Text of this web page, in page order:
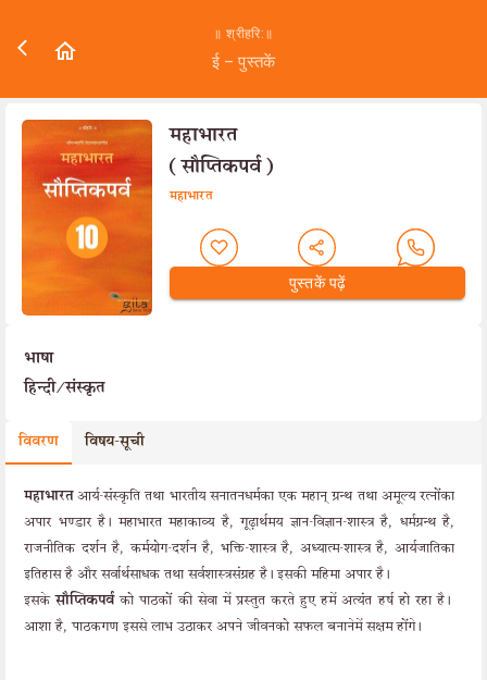
॥ श्रीहरि:॥
ई – पुस्तकें
महाभारत
(सौप्तिकपर्व)
महाभारत
पुस्तकें पढ़ें
भाषा
हिन्दी/संस्कृत
विवरण विषय-सूची
महाभारतआर्य-संस्कृति तथा भारतीय सनातनधर्मका एक महान् ग्रन्थ तथा अमूल्य रत्नोंका
अपार भण्डार है। महाभारत महाकाव्य है, गूढ़ार्थमय ज्ञान-विज्ञान-शास्त्र है, धर्मग्रन्थ है,
राजनीतिक दर्शन है, कर्मयोग-दर्शन है, भक्ति-शास्त्र है, अध्यात्म-शास्त्र है, आर्यजातिका
इतिहास है और सर्वार्थसाधक तथा सर्वशास्त्रसंग्रह है। इसकी महिमा अपार है।
इसकेसौप्तिकपर्वको पाठकों की सेवा में प्रस्तुत करते हुए हमें अत्यंत हर्ष हो रहा है।
आशा है, पाठकगण इससे लाभ उठाकर अपने जीवनको सफल बनानेमें सक्षम होंगे।